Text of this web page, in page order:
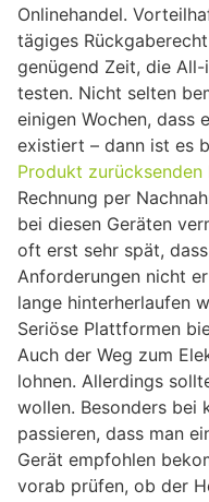
Onlinehandel.
tägiges
genügend Zeit, die
testen. Nicht selten
einigen Wochen, dass
existiert – dann ist es
Produkt zurücksenden
Rechnung per
bei diesen Geräten
oft erst sehr spät,
Anforderungen nicht
lange hinterherlaufen
Seriöse Plattformen
Auch der Weg zum
lohnen. Allerdings
wollen. Besonders bei
passieren, dass man
Gerät empfohlen
vorab prüfen, ob der